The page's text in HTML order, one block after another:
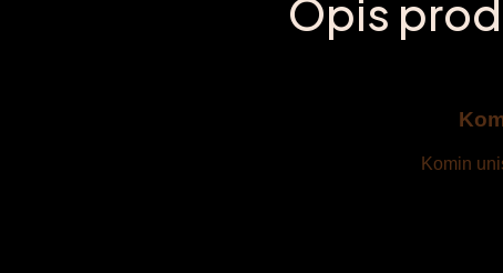
Opis
Komin